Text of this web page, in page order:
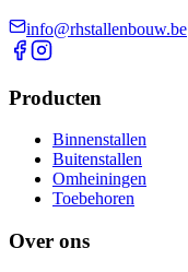
info@rhstallenbouw.be
Producten
Binnenstallen
Buitenstallen
Omheiningen
Toebehoren
Over ons